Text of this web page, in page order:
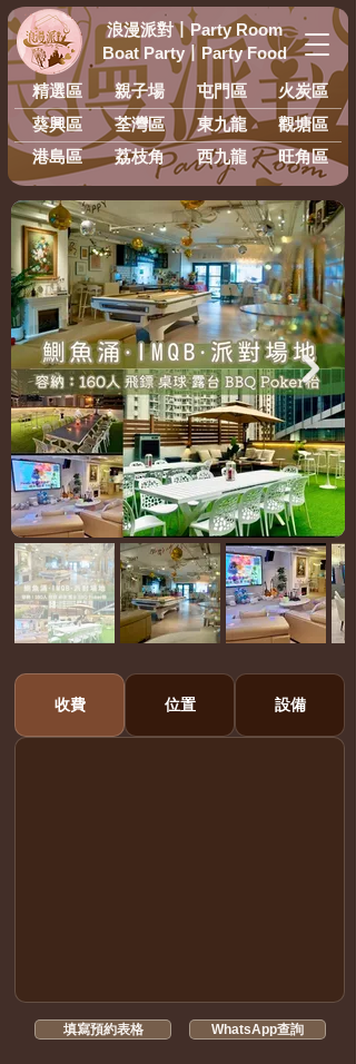
精選區 親子場 屯門區
火炭區
葵興區
荃灣區 東九龍
​觀塘區
旺角區
西九龍
荔枝角
港島區
浪漫派對丨Party Room
Boat Party 丨 Party Food
收費 位置 設備
填寫預約表格 WhatsApp查詢